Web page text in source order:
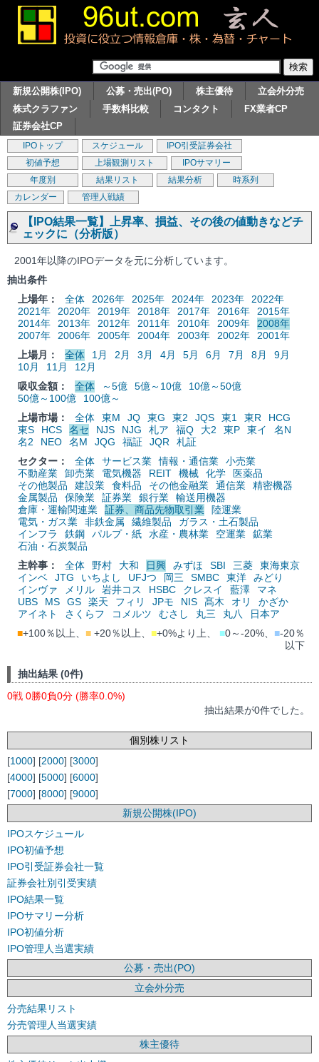
新規公開株(IPO) 公募・売出(PO) 株主優待
立会外分売
株式クラファン
手数料比較 コンタクト
FX業者CP
証券会社CP
IPOトップ スケジュール
IPO引受証券会社
初値予想
上場観測リスト
IPOサマリー
年度別
結果リスト 結果分析
時系列
カレンダー
管理人戦績
【IPO結果一覧】上昇率、損益、その後の値動きなどチ
ェックに（分析版）
2001年以降のIPOデータを元に分析しています。
抽出条件
上場年：
全体 2026年 2025年 2024年 2023年
2022年
2021年
2020年 2019年 2018年 2017年 2016年
2015年
2014年
2013年 2012年 2011年 2010年 2009年
2008年
2007年
2006年 2005年 2004年 2003年 2002年
2001年
上場月：
全体 1月 2月 3月 4月 5月 6月 7月 8月
9月
10月
11月
12月
吸収金額：
全体 ～5億 5億～10億
10億～50億
50億～100億
100億～
上場市場：
全体 東M JQ 東G 東2 JQS 東1 東R
HCG
東S
HCS 名セ NJS NJG 札ア 福Q 大2 東P 東イ
名N
名2
NEO 名M JQG 福証 JQR
札証
セクター：
全体 サービス業 情報・通信業
小売業
不動産業
卸売業 電気機器 REIT 機械 化学
医薬品
その他製品
建設業 食料品 その他金融業 通信業
精密機器
金属製品
保険業 証券業 銀行業
輸送用機器
倉庫・運輸関連業
証券、商品先物取引業
陸運業
電気・ガス業
非鉄金属 繊維製品
ガラス・土石製品
インフラ
鉄鋼 パルプ・紙 水産・農林業 空運業
鉱業
石油・石炭製品
主幹事：
全体 野村 大和 日興 みずほ SBI 三菱
東海東京
インベ
JTG いちよし UFJつ 岡三 SMBC 東洋
みどり
インヴァ
メリル 岩井コス HSBC クレスイ 藍澤
マネ
UBS
MS GS 楽天 フィリ JPモ NIS 髙木 オリ
かざか
アイネト
さくらフ コメルツ むさし 丸三 丸八
日本ア
■+100％以上、 ■ +20％以上、 ■+0%より上、 ■0～-20%、 ■-20％
以下
抽出結果 (0件)
0戦 0勝0負0分 (勝率0.0%)
抽出結果が0件でした。
個別株リスト
[1000] [2000] [3000]
[4000] [5000] [6000]
[7000] [8000] [9000]
新規公開株(IPO)
IPOスケジュール
IPO初値予想
IPO引受証券会社一覧
証券会社別引受実績
IPO結果一覧
IPOサマリー分析
IPO初値分析
IPO管理人当選実績
公募・売出(PO)
立会外分売
分売結果リスト
分売管理人当選実績
株主優待